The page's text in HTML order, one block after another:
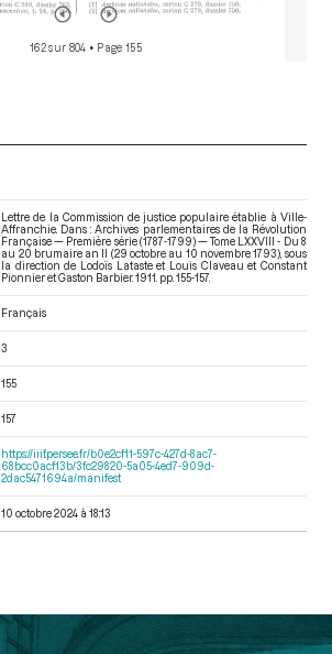
162 sur 804 • Page 155
Lettre de la Commission de justice populaire établie à Ville-
Affranchie. Dans : Archives parlementaires de la Révolution
Française — Première série (1787-1799) — Tome LXXVIII - Du 8
au 20 brumaire an II (29 octobre au 10 novembre 1793) , sous
la direction de Lodoïs Lataste et Louis Claveau et Constant
Pionnier et Gaston Barbier. 1911. pp. 155-157.
Français
3
155
157
https://iiif.persee.fr/b0e2cf11-597c-427d-8ac7-
68bcc0acf13b/3fc29820-5a05-4ed7-909d-
2dac5471694a/manifest
10 octobre 2024 à 18:13